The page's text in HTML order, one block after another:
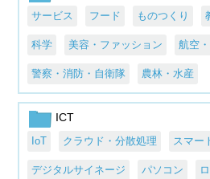
サービス フード ものつくり
科学 美容・ファッション 航空
警察・消防・自衛隊 農林・水産
ICT
IoT クラウド・分散処理 スマー
デジタルサイネージ パソコン